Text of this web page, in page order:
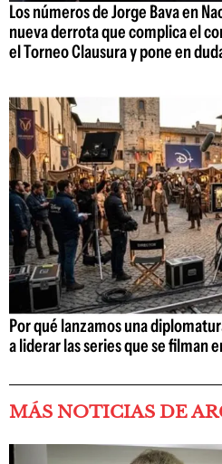
Los números de Jorge Bava en
nueva derrota que complica el
el Torneo Clausura y pone en
Por qué lanzamos una
a liderar las series que se filman
MÁS NOTICIAS DE